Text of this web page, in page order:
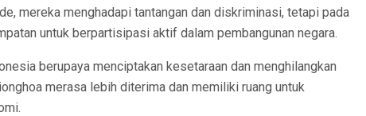
mereka menghadapi tantangan dan diskriminasi, tetapi pada
untuk berpartisipasi aktif dalam pembangunan negara.
berupaya menciptakan kesetaraan dan menghilangkan
merasa lebih diterima dan memiliki ruang untuk